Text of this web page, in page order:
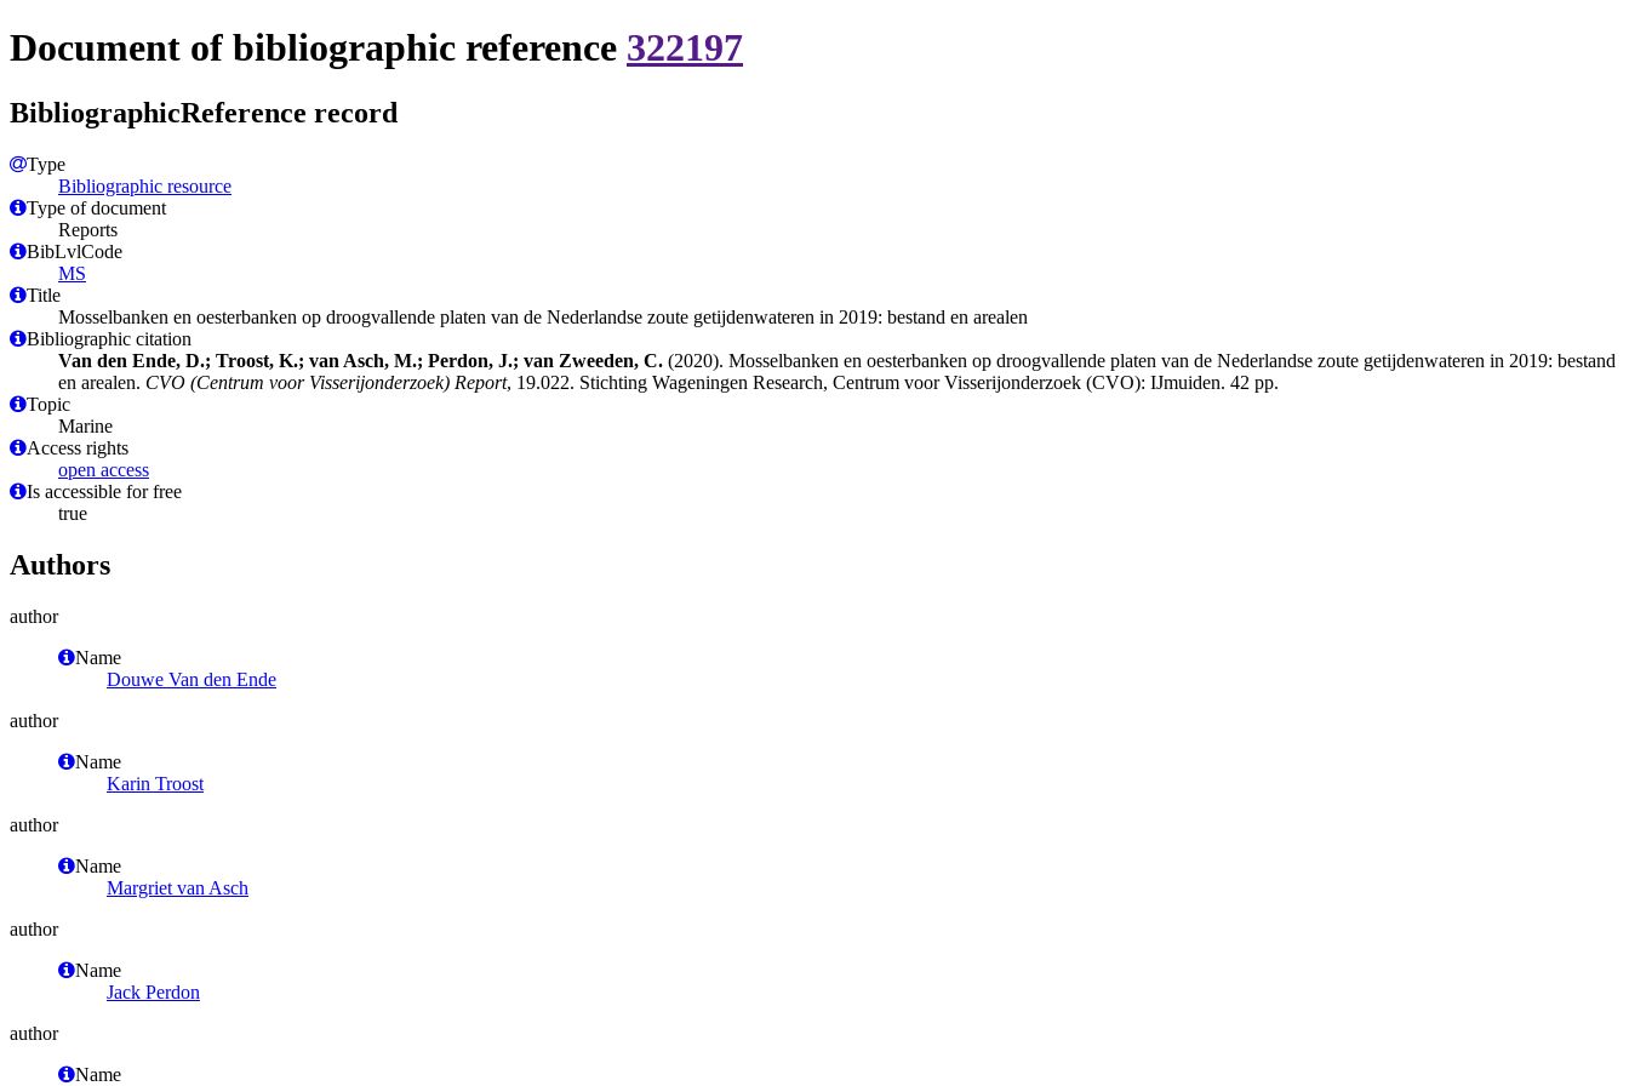
Document of bibliographic reference 322197
BibliographicReference record
Type
Bibliographic resource
Type of document
Reports
BibLvlCode
MS
Title
Mosselbanken en oesterbanken op droogvallende platen van de Nederlandse zoute getijdenwateren in 2019: bestand en arealen
Bibliographic citation
Van den Ende, D.; Troost, K.; van Asch, M.; Perdon, J.; van Zweeden, C. (2020). Mosselbanken en oesterbanken op droogvallende platen van de Nederlandse zoute getijdenwateren in 2019: bestand
en arealen. CVO (Centrum voor Visserijonderzoek) Report, 19.022. Stichting Wageningen Research, Centrum voor Visserijonderzoek (CVO): IJmuiden. 42 pp.
Topic
Marine
Access rights
open access
Is accessible for free
true
Authors
author
Name
Douwe Van den Ende
author
Name
Karin Troost
author
Name
Margriet van Asch
author
Name
Jack Perdon
author
Name